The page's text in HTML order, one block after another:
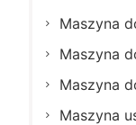
Maszyna
Maszyna
Maszyna
Maszyna